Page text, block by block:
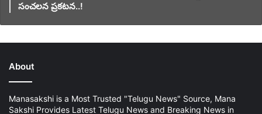
సంచలన ప్రకటన..!
About
Manasakshi is a Most Trusted "Telugu News" Source, Mana
Sakshi Provides Latest Telugu News and Breaking News in